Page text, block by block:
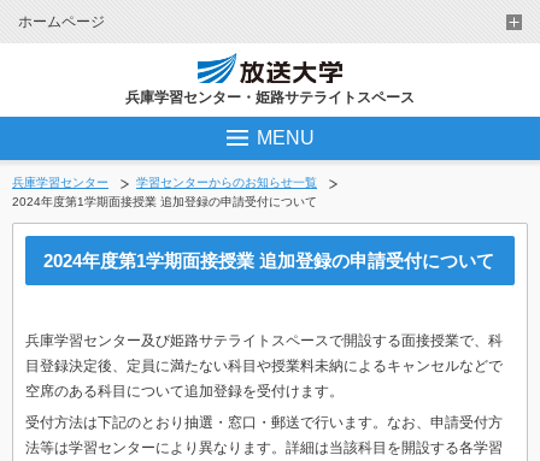
ホームページ
兵庫学習センター・姫路サテライトスペース
MENU
兵庫学習センター
学習センターからのお知らせ一覧
2024年度第1学期面接授業 追加登録の申請受付について
2024年度第1学期面接授業 追加登録の申請受付について
兵庫学習センター及び姫路サテライトスペースで開設する面接授業で、科
目登録決定後、定員に満たない科目や授業料未納によるキャンセルなどで
空席のある科目について追加登録を受付けます。
受付方法は下記のとおり抽選・窓口・郵送で行います。なお、申請受付方
法等は学習センターにより異なります。詳細は当該科目を開設する各学習